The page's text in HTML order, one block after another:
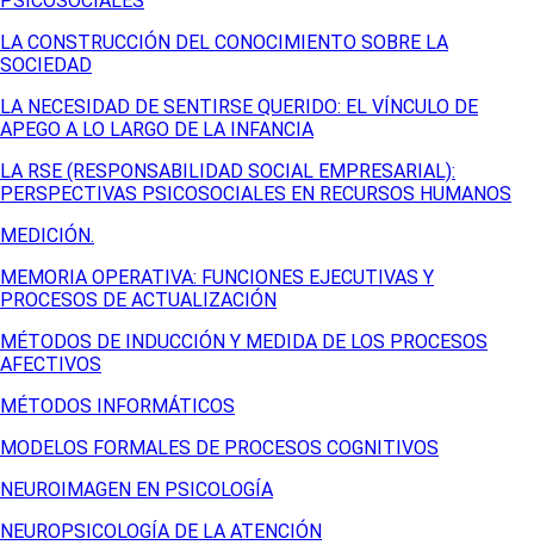
LA CONSTRUCCIÓN DEL CONOCIMIENTO SOBRE LA
SOCIEDAD
LA NECESIDAD DE SENTIRSE QUERIDO: EL VÍNCULO DE
APEGO A LO LARGO DE LA INFANCIA
LA RSE (RESPONSABILIDAD SOCIAL EMPRESARIAL):
PERSPECTIVAS PSICOSOCIALES EN RECURSOS HUMANOS
MEDICIÓN.
MEMORIA OPERATIVA: FUNCIONES EJECUTIVAS Y
PROCESOS DE ACTUALIZACIÓN
MÉTODOS DE INDUCCIÓN Y MEDIDA DE LOS PROCESOS
AFECTIVOS
MÉTODOS INFORMÁTICOS
MODELOS FORMALES DE PROCESOS COGNITIVOS
NEUROIMAGEN EN PSICOLOGÍA
NEUROPSICOLOGÍA DE LA ATENCIÓN